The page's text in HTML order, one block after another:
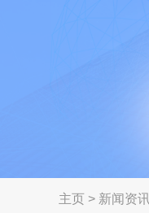
主页 > 新闻资